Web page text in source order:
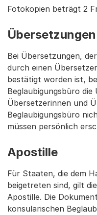
Fotokopien beträgt 2
Übersetzungen
Bei Übersetzungen,
durch einen
bestätigt worden ist,
Beglaubigungsbüro
Übersetzerinnen und
Beglaubigungsbüro
müssen persönlich
Apostille
Für Staaten, die dem
beigetreten sind, gilt
Apostille. Die
konsularischen